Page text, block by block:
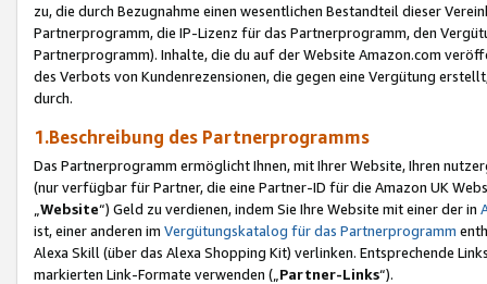
zu, die durch Bezugnahme einen wesentlichen Bestandteil dieser
Partnerprogramm, die IP-Lizenz für das Partnerprogramm, den
Partnerprogramm). Inhalte, die du auf der Website Amazon.com
des Verbots von Kundenrezensionen, die gegen eine Vergütung
durch.
1.Beschreibung des Partnerprogramms
Das Partnerprogramm ermöglicht Ihnen, mit Ihrer Website, Ihren
(nur verfügbar für Partner, die eine Partner-ID für die Amazon UK
Website“) Geld zu verdienen, indem Sie Ihre Website mit einer der in
ist, einer anderen im Vergütungskatalog für das Partnerprogramm
Alexa Skill (über das Alexa Shopping Kit) verlinken. Entsprechende
markierten Link-Formate verwenden („ Partner-Links“).